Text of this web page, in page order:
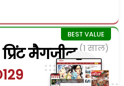
मैगजीन (1 साल)